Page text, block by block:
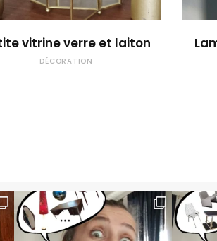
vitrine verre et laiton
DÉCORATION